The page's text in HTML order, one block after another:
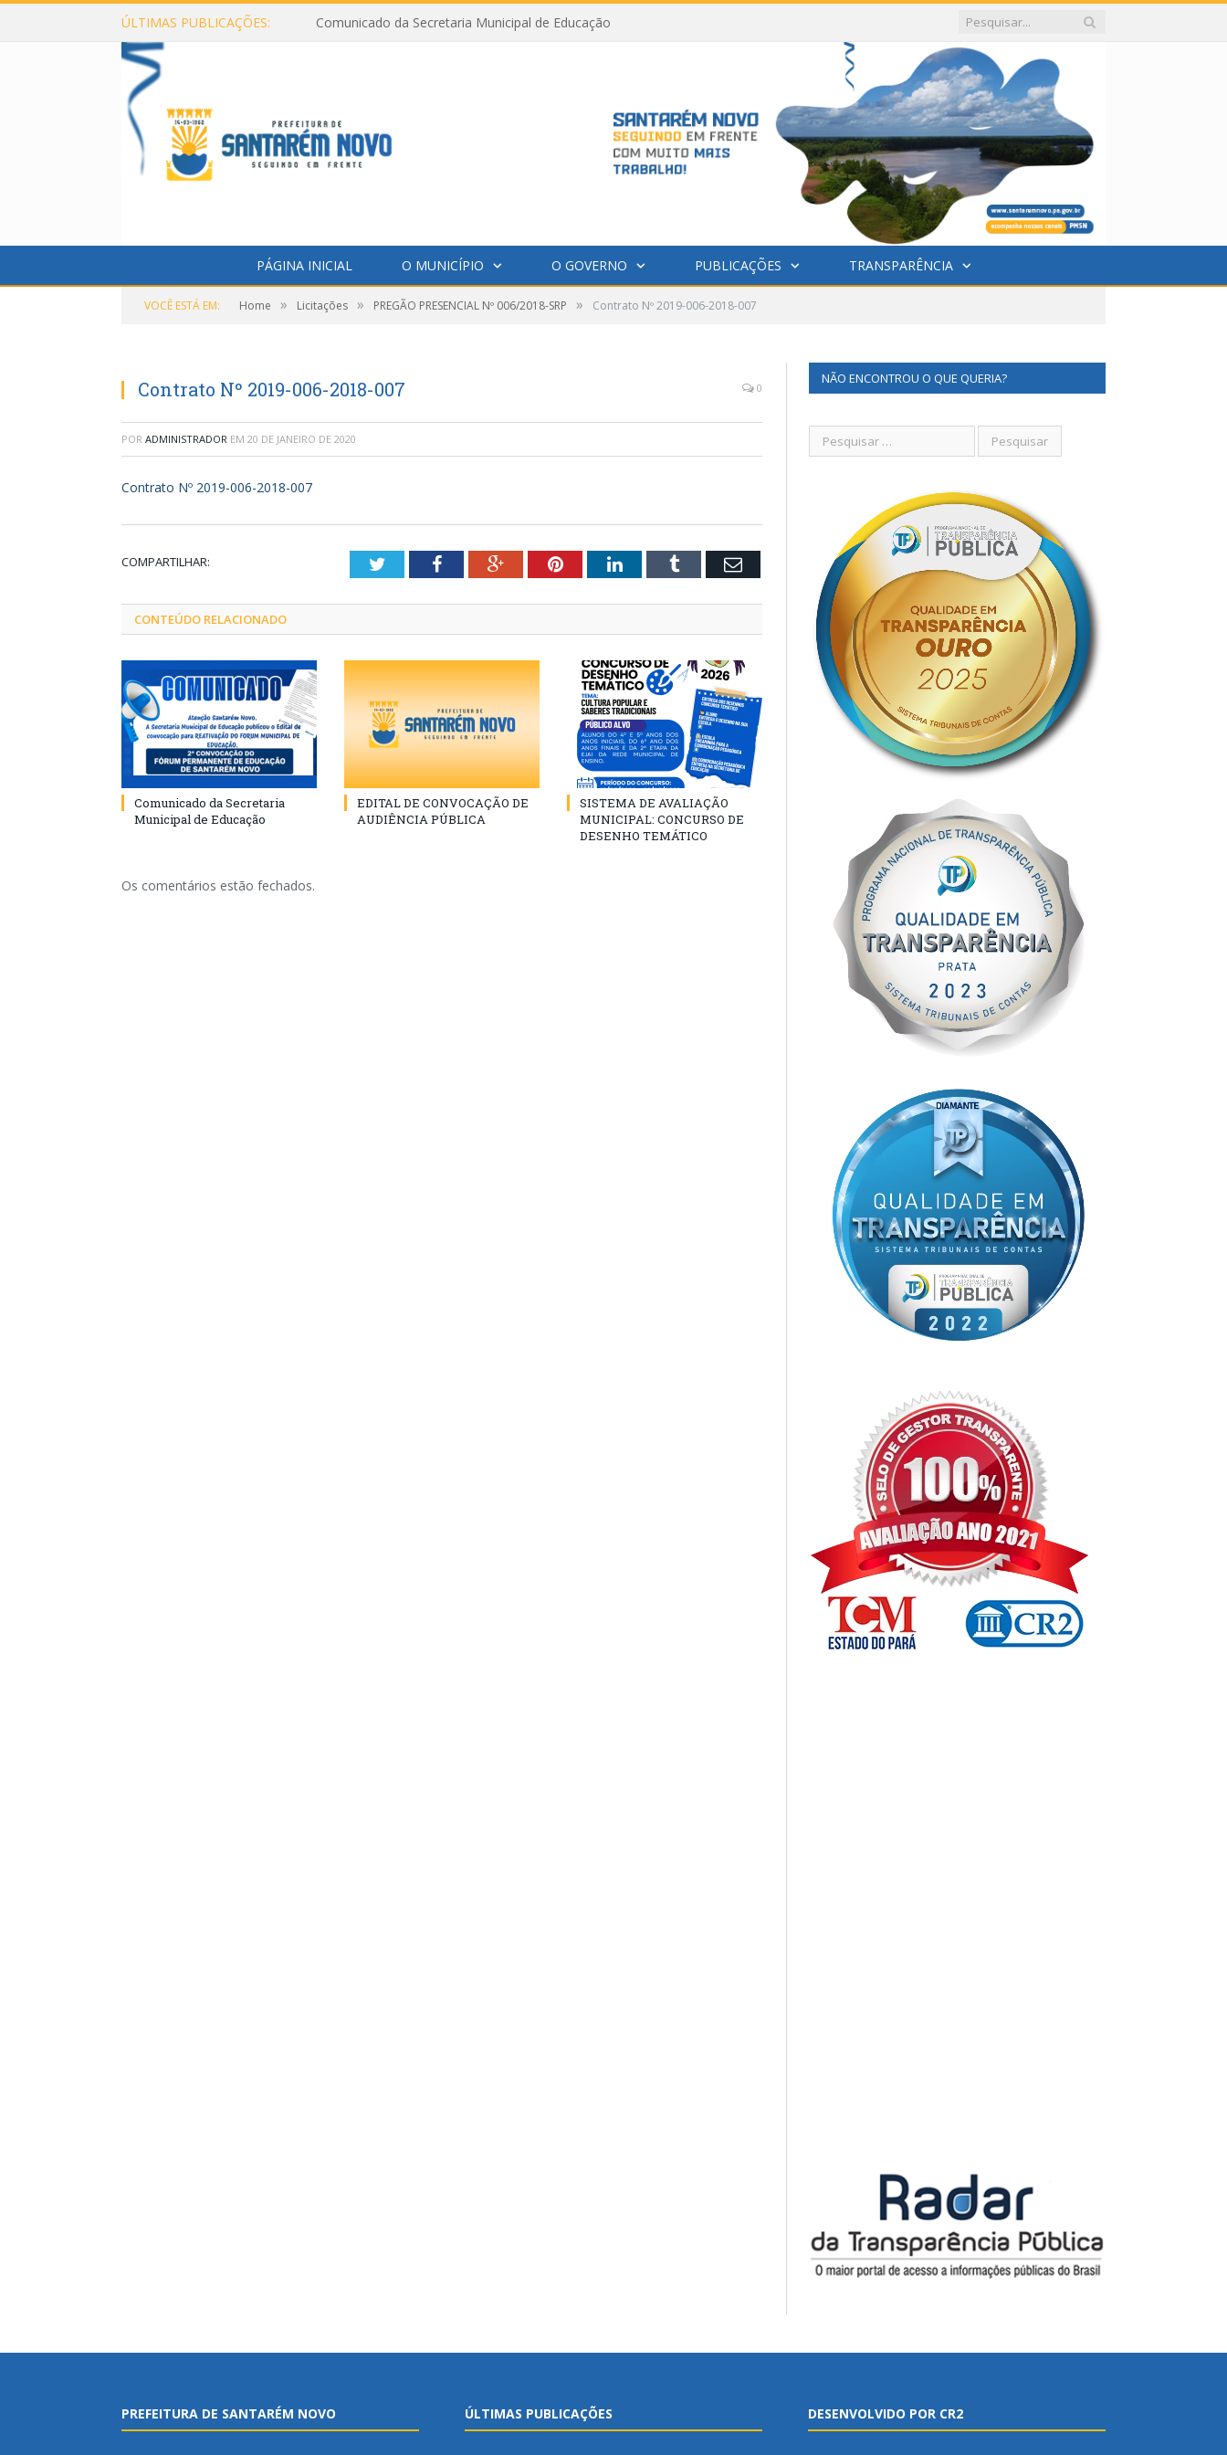
ÚLTIMAS PUBLICAÇÕES: Comunicado da Secretaria Municipal de Educação
PÁGINA INICIAL O MUNICÍPIO O GOVERNO PUBLICAÇÕES TRANSPARÊNCIA
VOCÊ ESTÁ EM: Home » Licitações » PREGÃO PRESENCIAL Nº 006/2018-SRP » Contrato Nº 2019-006-2018-007
Contrato Nº 2019-006-2018-007 0
POR ADMINISTRADOR EM 20 DE JANEIRO DE 2020
Contrato Nº 2019-006-2018-007
COMPARTILHAR: TwitterFacebookGoogle+PinterestLinkedInTumblr Email
CONTEÚDO RELACIONADO
Comunicado da Secretaria
Municipal de Educação
EDITAL DE CONVOCAÇÃO DE
AUDIÊNCIA PÚBLICA
SISTEMA DE AVALIAÇÃO
MUNICIPAL: CONCURSO DE
DESENHO TEMÁTICO
Os comentários estão fechados.
NÃO ENCONTROU O QUE QUERIA?
PREFEITURA DE SANTARÉM NOVO ÚLTIMAS PUBLICAÇÕES DESENVOLVIDO POR CR2